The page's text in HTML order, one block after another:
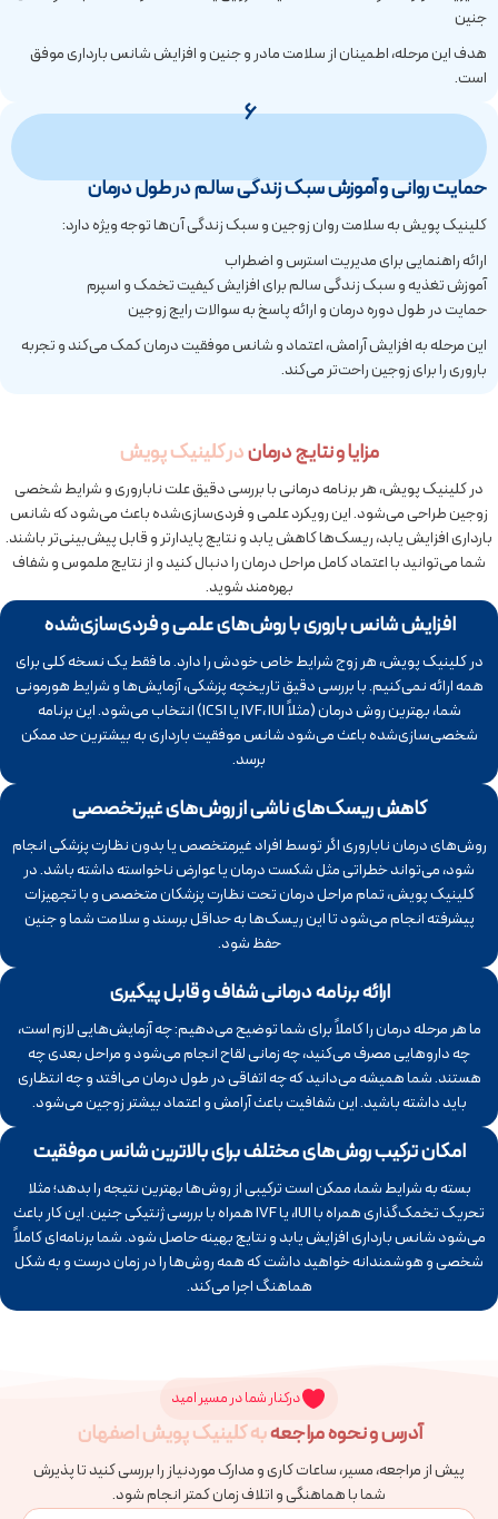
جنین
هدف این مرحله، اطمینان از سلامت مادر و جنین و افزایش شانس بارداری موفق
است.
6
حمایت روانی و آموزش سبک زندگی سالم در طول درمان
کلینیک پویش به سلامت روان زوجین و سبک زندگی آن‌ها توجه ویژه دارد:
ارائه راهنمایی برای مدیریت استرس و اضطراب
آموزش تغذیه و سبک زندگی سالم برای افزایش کیفیت تخمک و اسپرم
حمایت در طول دوره درمان و ارائه پاسخ به سوالات رایج زوجین
این مرحله به افزایش آرامش، اعتماد و شانس موفقیت درمان کمک می‌کند و تجربه
باروری را برای زوجین راحت‌تر می‌کند.
مزایا و نتایج درماندر کلینیک پویش
در کلینیک پویش، هر برنامه درمانی با بررسی دقیق علت ناباروری و شرایط شخصی
زوجین طراحی می‌شود. این رویکرد علمی و فردی‌سازی‌شده باعث می‌شود که شانس
بارداری افزایش یابد، ریسک‌ها کاهش یابد و نتایج پایدارتر و قابل پیش‌بینی‌تر باشند.
شما می‌توانید با اعتماد کامل مراحل درمان را دنبال کنید و از نتایج ملموس و شفاف
بهره‌مند شوید.
افزایش شانس باروری با روش‌های علمی و فردی‌سازی‌شده
در کلینیک پویش، هر زوج شرایط خاص خودش را دارد. ما فقط یک نسخه کلی برای
همه ارائه نمی‌کنیم. با بررسی دقیق تاریخچه پزشکی، آزمایش‌ها و شرایط هورمونی
شما، بهترین روش درمان (مثلاً IVF، IUI یا ICSI) انتخاب می‌شود. این برنامه
شخصی‌سازی‌شده باعث می‌شود شانس موفقیت بارداری به بیشترین حد ممکن
برسد.
کاهش ریسک‌های ناشی از روش‌های غیرتخصصی
روش‌های درمان ناباروری اگر توسط افراد غیرمتخصص یا بدون نظارت پزشکی انجام
شود، می‌تواند خطراتی مثل شکست درمان یا عوارض ناخواسته داشته باشد. در
کلینیک پویش، تمام مراحل درمان تحت نظارت پزشکان متخصص و با تجهیزات
پیشرفته انجام می‌شود تا این ریسک‌ها به حداقل برسند و سلامت شما و جنین
حفظ شود.
ارائه برنامه درمانی شفاف و قابل پیگیری
ما هر مرحله درمان را کاملاً برای شما توضیح می‌دهیم: چه آزمایش‌هایی لازم است،
چه داروهایی مصرف می‌کنید، چه زمانی لقاح انجام می‌شود و مراحل بعدی چه
هستند. شما همیشه می‌دانید که چه اتفاقی در طول درمان می‌افتد و چه انتظاری
باید داشته باشید. این شفافیت باعث آرامش و اعتماد بیشتر زوجین می‌شود.
امکان ترکیب روش‌های مختلف برای بالاترین شانس موفقیت
بسته به شرایط شما، ممکن است ترکیبی از روش‌ها بهترین نتیجه را بدهد؛ مثلا
تحریک تخمک‌گذاری همراه با IUI، یا IVF همراه با بررسی ژنتیکی جنین. این کار باعث
می‌شود شانس بارداری افزایش یابد و نتایج بهینه حاصل شود. شما برنامه‌ای کاملاً
شخصی و هوشمندانه خواهید داشت که همه روش‌ها را در زمان درست و به شکل
هماهنگ اجرا می‌کند.
درکنار شما در مسیر امید
آدرس و نحوه مراجعهبه کلینیک پویش اصفهان
پیش از مراجعه، مسیر، ساعات کاری و مدارک موردنیاز را بررسی کنید تا پذیرش
شما با هماهنگی و اتلاف زمان کمتر انجام شود.